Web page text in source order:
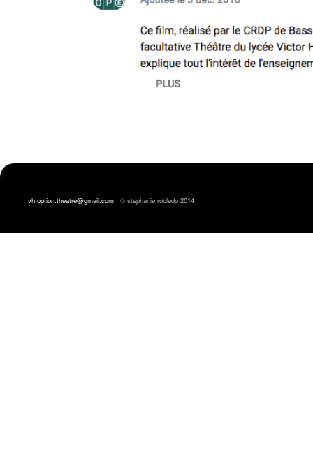
vh.option.theatre@gmail.com © stephanie robledo 2014